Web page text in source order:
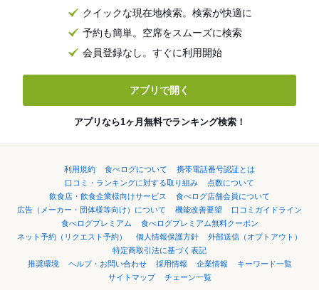
クイックな現在地検索。検索が快適に
予約も簡単。空席をスムーズに検索
会員登録なし。すぐに利用開始
アプリで開く
アプリなら1ヶ月無料でランキング検索！
利用規約 食べログについて
携帯電話番号認証とは
口コミ・ランキングに対する取り組み
点数について
飲食店・飲食企業様向けサービス
食べログ店舗会員について
広告（メーカー・団体様等向け）について
機能改善要望
口コミガイドライン
食べログプレミアム
食べログプレミアム無料クーポン
ネット予約（リクエスト予約）
個人情報保護方針
外部送信（オプトアウト）
特定商取引法に基づく表記
推奨環境
ヘルプ・お問い合わせ 採用情報 企業情報
キーワード一覧
サイトマップ
チェーン一覧